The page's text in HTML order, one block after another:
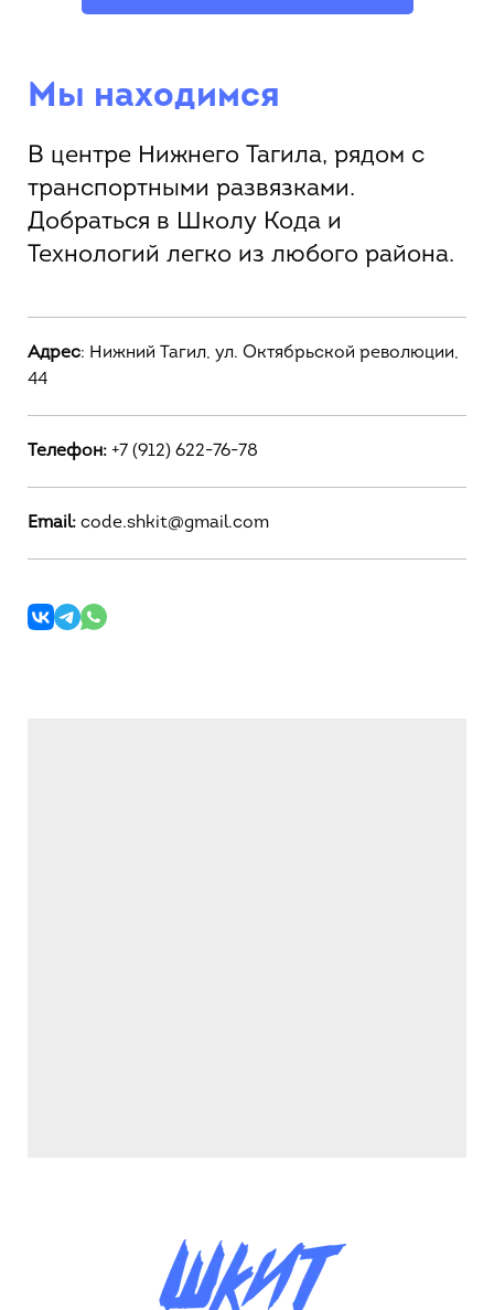
Мы находимся
В центре Нижнего Тагила, рядом с
транспортными развязками.
Добраться в Школу Кода и
Технологий легко из любого района.
Адрес: Нижний Тагил, ул. Октябрьской революции,
44
Телефон: +7 (912) 622-76-78
Email: code.shkit@gmail.com